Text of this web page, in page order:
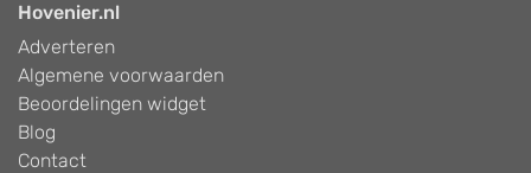
Hovenier.nl
Adverteren
Algemene voorwaarden
Beoordelingen widget
Blog
Contact